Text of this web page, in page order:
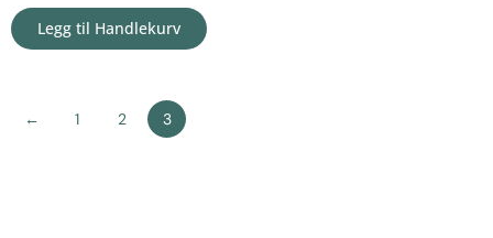
Legg til Handlekurv
← 1 2 3